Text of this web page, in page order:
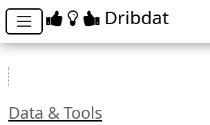
Dribdat
Data & Tools